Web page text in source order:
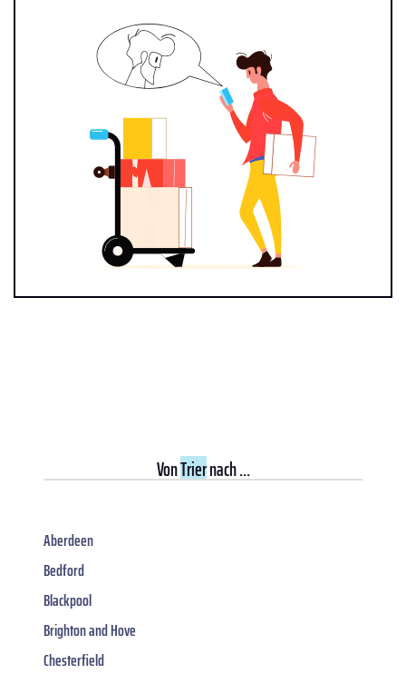
VonTriernach ...
Aberdeen
Bedford
Blackpool
Brighton and Hove
Chesterfield